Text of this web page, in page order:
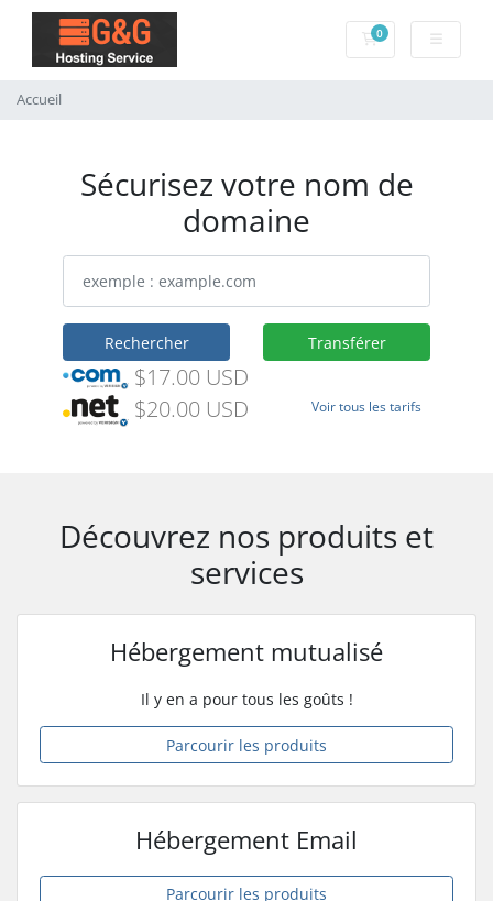
0Panier
Accueil
Sécurisez votre nom de
domaine
Rechercher Transférer
$17.00 USD
$20.00 USD
Voir tous les tarifs
Découvrez nos produits et
services
Hébergement mutualisé
Il y en a pour tous les goûts !
Parcourir les produits
Hébergement Email
Parcourir les produits